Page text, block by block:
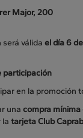
Major, 200
será válida el día 6
participación
en la promoción
una compra mínima
la tarjeta Club